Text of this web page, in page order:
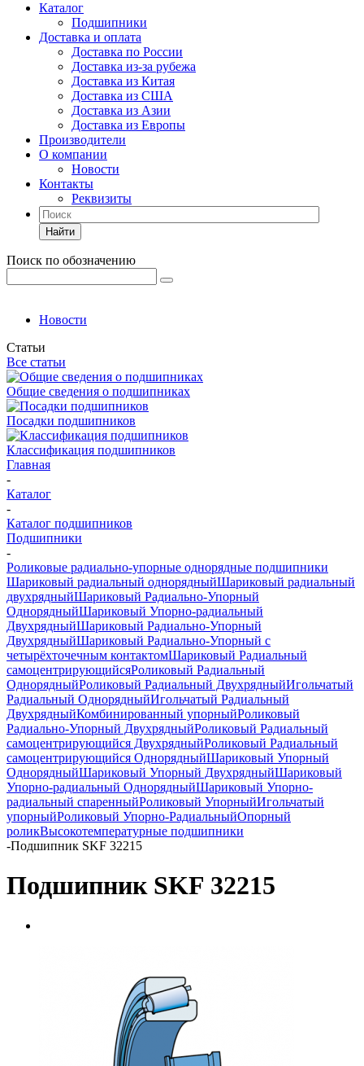
Каталог
Подшипники
Доставка и оплата
Доставка по России
Доставка из-за рубежа
Доставка из Китая
Доставка из США
Доставка из Азии
Доставка из Европы
Производители
О компании
Новости
Контакты
Реквизиты
Найти
Поиск по обозначению
Новости
Статьи
Все статьи
Общие сведения о подшипниках
Посадки подшипников
Классификация подшипников
Главная
-
Каталог
-
Каталог подшипников
Подшипники
-
Роликовые радиально-упорные однорядные подшипники
Шариковый радиальный однорядныйШариковый радиальный
двухрядныйШариковый Радиально-Упорный
ОднорядныйШариковый Упорно-радиальный
ДвухрядныйШариковый Радиально-Упорный
ДвухрядныйШариковый Радиально-Упорный с
четырёхточечным контактомШариковый Радиальный
самоцентрирующийсяРоликовый Радиальный
ОднорядныйРоликовый Радиальный ДвухрядныйИгольчатый
Радиальный ОднорядныйИгольчатый Радиальный
ДвухрядныйКомбинированный упорныйРоликовый
Радиально-Упорный ДвухрядныйРоликовый Радиальный
самоцентрирующийся ДвухрядныйРоликовый Радиальный
самоцентрирующийся ОднорядныйШариковый Упорный
ОднорядныйШариковый Упорный ДвухрядныйШариковый
Упорно-радиальный ОднорядныйШариковый Упорно-
радиальный спаренныйРоликовый УпорныйИгольчатый
упорныйРоликовый Упорно-РадиальныйОпорный
роликВысокотемпературные подшипники
-Подшипник SKF 32215
Подшипник SKF 32215